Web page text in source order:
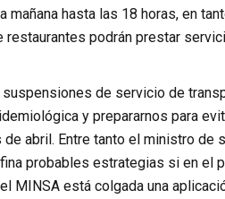
mañana hasta las 18 horas, en
podrán prestar
de servicio de
y prepararnos para
abril. Entre tanto el ministro de
probables estrategias si en el
MINSA está colgada una